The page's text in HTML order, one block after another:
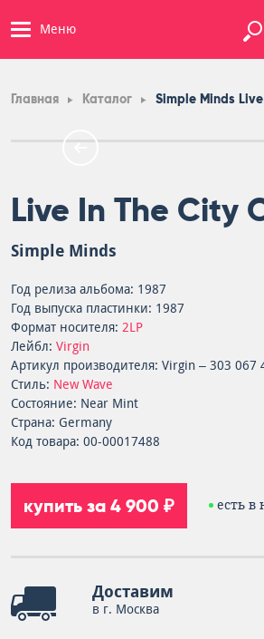
Меню
Главная Каталог Simple Minds
Live In The City
Simple Minds
Год релиза альбома: 1987
Год выпуска пластинки: 1987
Формат носителя: 2LP
Лейбл: Virgin
Артикул производителя: Virgin – 303 067
Стиль: New Wave
Состояние: Near Mint
Страна: Germany
Код товара: 00-00017488
купить за 4 900 ₽ есть в
Доставим
в г. Москва